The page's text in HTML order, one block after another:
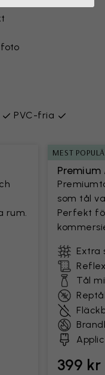
PVC-fria
rum.
MEST
som tål
Perfekt
Extra
Tål
399